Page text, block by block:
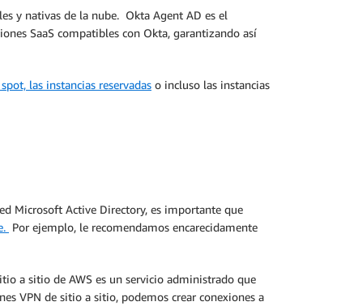
y nativas de la nube. Okta Agent AD es el
SaaS compatibles con Okta, garantizando así
las instancias reservadas o incluso las instancias
Microsoft Active Directory, es importante que
Por ejemplo, le recomendamos encarecidamente
a sitio de AWS es un servicio administrado que
VPN de sitio a sitio, podemos crear conexiones a